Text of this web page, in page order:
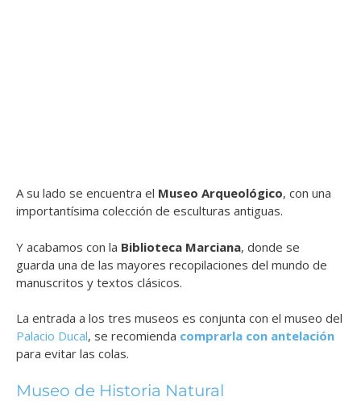
A su lado se encuentra el Museo Arqueológico, con una
importantísima colección de esculturas antiguas.
Y acabamos con la Biblioteca Marciana, donde se
guarda una de las mayores recopilaciones del mundo de
manuscritos y textos clásicos.
La entrada a los tres museos es conjunta con el museo del
Palacio Ducal, se recomienda comprarla con antelación
para evitar las colas.
Museo de Historia Natural